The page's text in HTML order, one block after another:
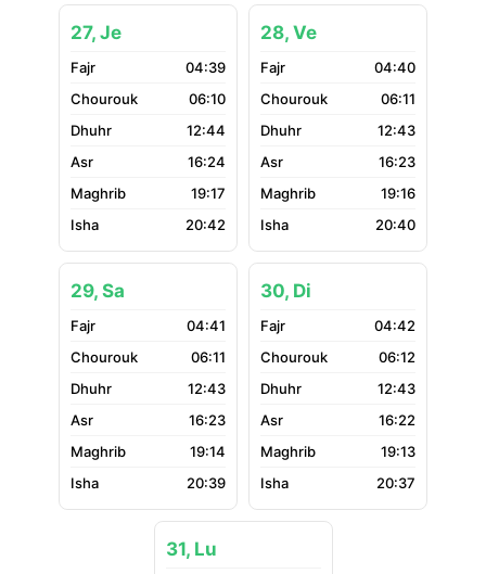
27, Je
04:39
06:10
12:44
16:24
19:17
20:42
28, Ve
04:40
06:11
12:43
16:23
19:16
20:40
29, Sa
04:41
06:11
12:43
16:23
19:14
20:39
30, Di
04:42
06:12
12:43
16:22
19:13
20:37
31, Lu